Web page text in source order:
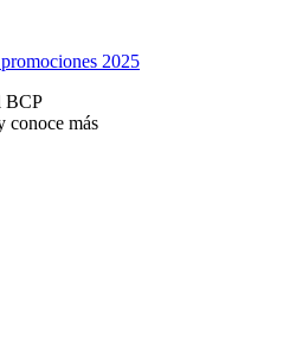
2025
BCP
conoce más